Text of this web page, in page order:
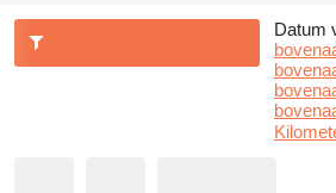
Datum